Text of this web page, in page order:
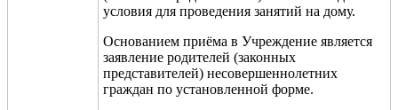
условия для проведения занятий на дому.
Основанием приёма в Учреждение является
заявление родителей (законных
представителей) несовершеннолетних
граждан по установленной форме.